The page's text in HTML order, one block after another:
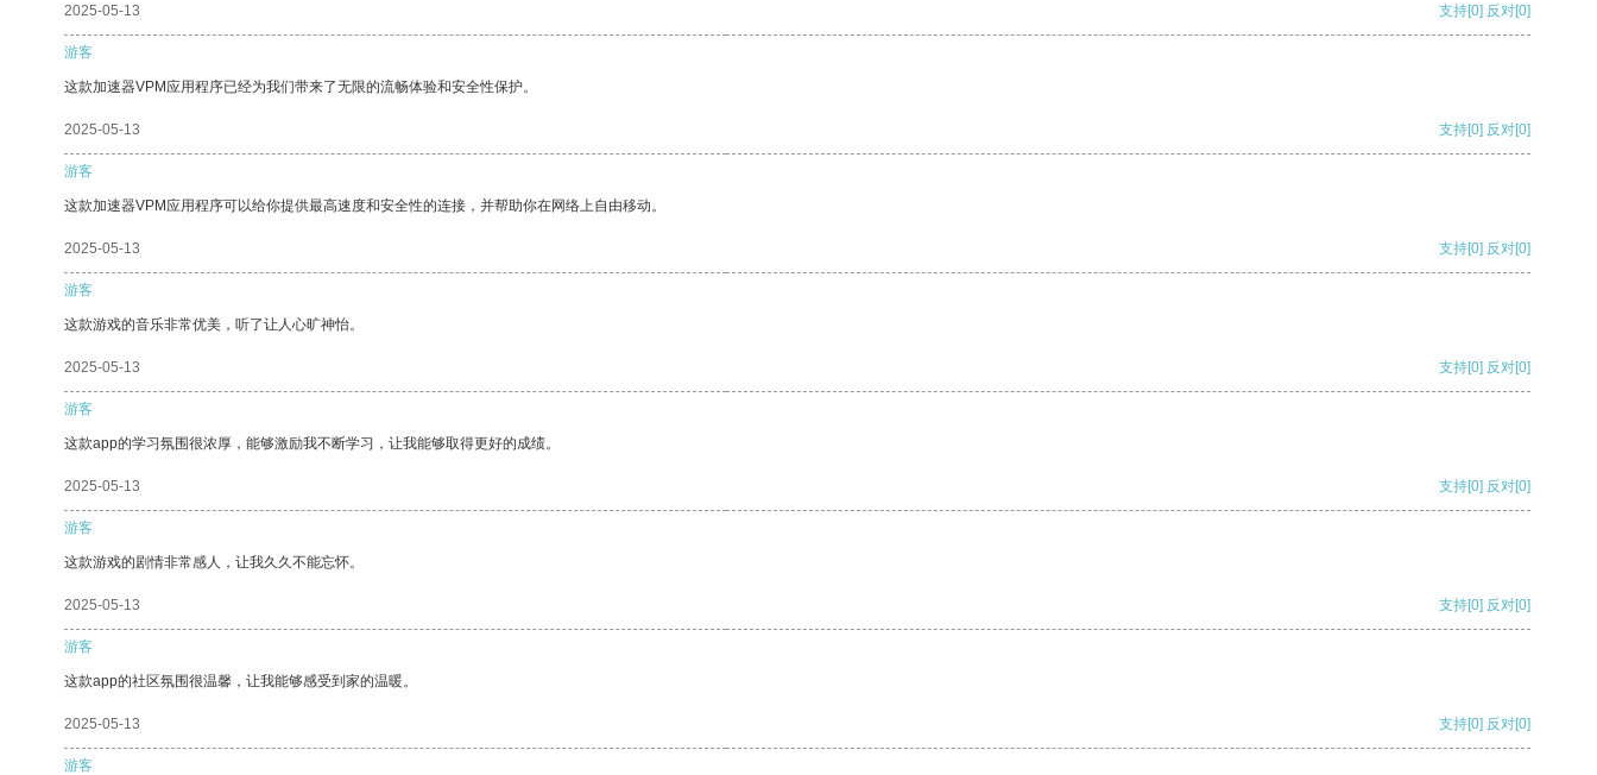
2025-05-13 支持[0] 反对[0]
游客
这款加速器VPM应用程序已经为我们带来了无限的流畅体验和安全性保护。
2025-05-13 支持[0] 反对[0]
游客
这款加速器VPM应用程序可以给你提供最高速度和安全性的连接，并帮助你在网络上自由移动。
2025-05-13 支持[0] 反对[0]
游客
这款游戏的音乐非常优美，听了让人心旷神怡。
2025-05-13 支持[0] 反对[0]
游客
这款app的学习氛围很浓厚，能够激励我不断学习，让我能够取得更好的成绩。
2025-05-13 支持[0] 反对[0]
游客
这款游戏的剧情非常感人，让我久久不能忘怀。
2025-05-13 支持[0] 反对[0]
游客
这款app的社区氛围很温馨，让我能够感受到家的温暖。
2025-05-13 支持[0] 反对[0]
游客